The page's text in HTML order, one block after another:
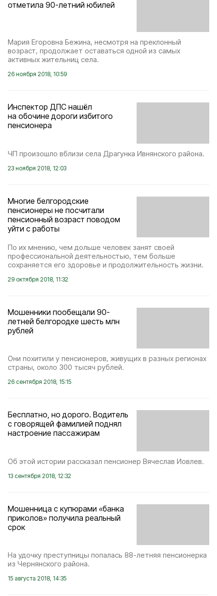
отметила 90-летний юбилей
Мария Егоровна Бежина, несмотря на преклонный
возраст, продолжает оставаться одной из самых
активных жительниц села.
26 ноября 2018, 10:59
Инспектор ДПС нашёл
на обочине дороги избитого
пенсионера
ЧП произошло вблизи села Драгунка Ивнянского района.
23 ноября 2018, 12:03
Многие белгородские
пенсионеры не посчитали
пенсионный возраст поводом
уйти с работы
По их мнению, чем дольше человек занят своей
профессиональной деятельностью, тем больше
сохраняется его здоровье и продолжительность жизни.
29 октября 2018, 11:32
Мошенники пообещали 90-
летней белгородке шесть млн
рублей
Они похитили у пенсионеров, живущих в разных регионах
страны, около 300 тысяч рублей.
26 сентября 2018, 15:15
Бесплатно, но дорого. Водитель
с говорящей фамилией поднял
настроение пассажирам
Об этой истории рассказал пенсионер Вячеслав Иовлев.
13 сентября 2018, 12:32
Мошенница с купюрами «банка
приколов» получила реальный
срок
На удочку преступницы попалась 88-летняя пенсионерка
из Чернянского района.
15 августа 2018, 14:35